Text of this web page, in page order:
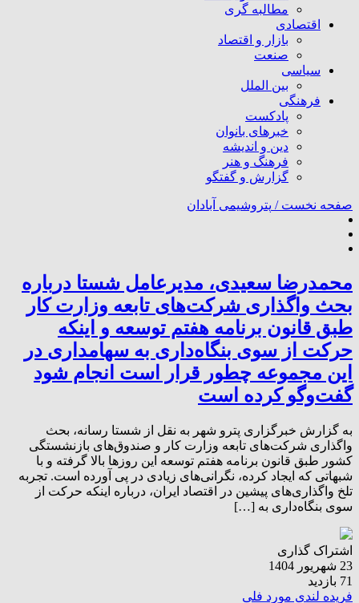
مطالبه گری
اقتصادی
بازار و اقتصاد
صنعت
سیاسی
بین الملل
فرهنگی
پادکست
خبرهای بانوان
دین و اندیشه
فرهنگ و هنر
گزارش و گفتگو
صفحه نخست / پتروشیمی آبادان
محمدرضا سعیدی، مدیرعامل شستا درباره
بحث واگذاری شرکت‌های تابعه وزارت کار
طبق قانون برنامه هفتم توسعه و اینکه
حرکت از سوی بنگاه‌داری به سهامداری در
این مجموعه چطور قرار است انجام شود
گفت‌وگو کرده است
به گزارش خبرگزاری پترو شهر به نقل از شستا رسانه، بحث
واگذاری شرکت‌های تابعه وزارت کار و صندوق‌های بازنشستگی
کشور طبق قانون برنامه هفتم توسعه این روزها بالا گرفته و با
شبهاتی که ایجاد کرده، نگرانی‌های زیادی در پی آورده است. تجربه
تلخ واگذاری‌های پیشین در اقتصاد ایران، درباره اینکه حرکت از
سوی بنگاه‌داری به […]
اشتراک گذاری
23 شهریور 1404
71 بازدید
فریده لندی مورد فلی